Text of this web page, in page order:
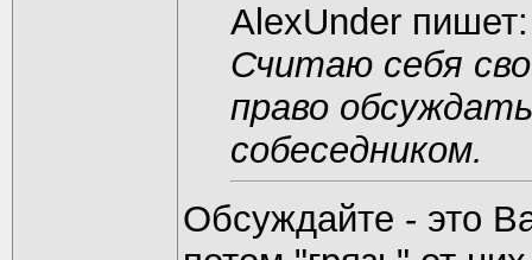
AlexUnder пишет:
Считаю себя
право
собеседником.
Обсуждайте - это